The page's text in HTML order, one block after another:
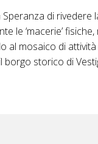
di rivedere
le ‘macerie’
al mosaico di
storico di